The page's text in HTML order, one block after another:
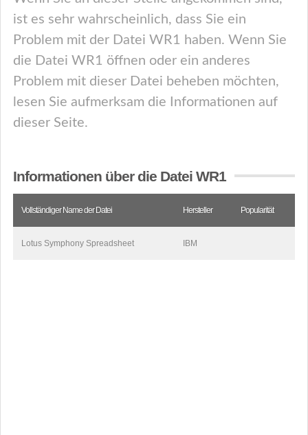
ist es sehr wahrscheinlich, dass Sie ein
Problem mit der Datei WR1 haben. Wenn Sie
die Datei WR1 öffnen oder ein anderes
Problem mit dieser Datei beheben möchten,
lesen Sie aufmerksam die Informationen auf
dieser Seite.
Informationen über die Datei WR1
Vollständiger Name der Datei Hersteller Popularität
Lotus Symphony Spreadsheet IBM